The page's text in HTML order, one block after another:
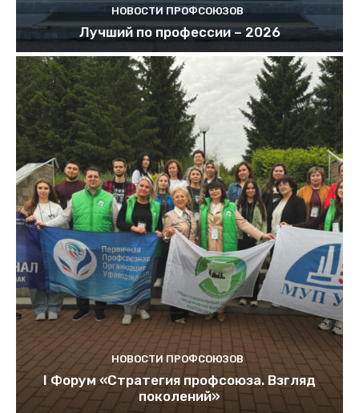
НОВОСТИ ПРОФСОЮЗОВ
Лучший по профессии – 2026
НОВОСТИ ПРОФСОЮЗОВ
I Форум «Стратегия профсоюза. Взгляд
поколений»